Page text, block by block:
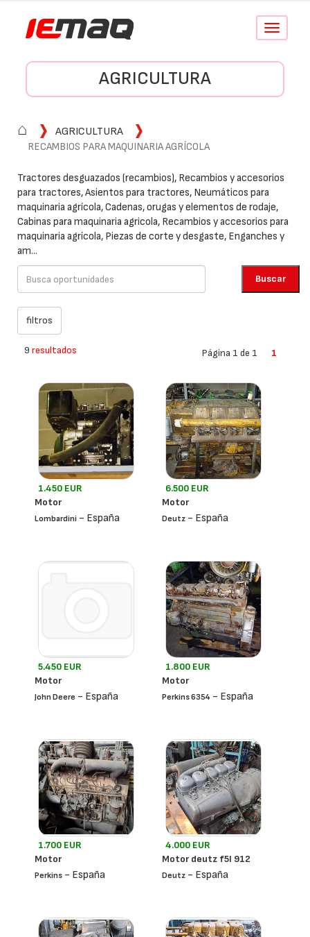
Conmutar
AGRICULTURA
⌂
AGRICULTURA
RECAMBIOS PARA MAQUINARIA AGRÍCOLA
Tractores desguazados (recambios), Recambios y accesorios
para tractores, Asientos para tractores, Neumáticos para
maquinaria agrícola, Cadenas, orugas y elementos de rodaje,
Cabinas para maquinaria agricola, Recambios y accesorios para
maquinaria agrícola, Piezas de corte y desgaste, Enganches y
am...
9 resultados Página 1 de 1 1
1.450 EUR
Motor
Lombardini - España
6.500 EUR
Motor
Deutz - España
5.450 EUR
Motor
John Deere - España
1.800 EUR
Motor
Perkins 6354 - España
1.700 EUR
Motor
Perkins - España
4.000 EUR
Motor deutz f5l 912
Deutz - España